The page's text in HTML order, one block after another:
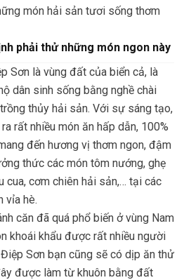
món hải sản tươi sống thơm
phải thử những món ngon này
Sơn là vùng đất của biển cả, là
dân sinh sống bằng nghề chài
thủy hải sản. Với sự sáng tạo,
rất nhiều món ăn hấp dẫn, 100%
đến hương vị thơm ngon, đậm
thức các món tôm nướng, ghẹ
cua, cơm chiên hải sản,… tại các
vỉa hè.
căn đã quá phổ biến ở vùng Nam
khoái khẩu được rất nhiều người
Sơn bạn cũng sẽ có dịp ăn thử
được làm từ khuôn bằng đất